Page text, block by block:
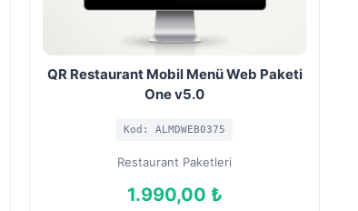
QR Restaurant Mobil Menü Web Paketi
One v5.0
Kod: ALMDWEB0375
Restaurant Paketleri
1.990,00 ₺